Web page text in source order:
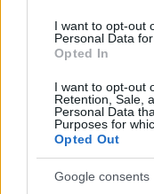
I want to opt-out
Personal Data
Opted In
I want to opt-out
Retention, Sale,
Personal Data
Purposes for
Opted Out
Google consents
komédia már e
tökéletes
egy európai
sörbicajokat és
jelentett. Azóta én
nyilván az
Május 22.